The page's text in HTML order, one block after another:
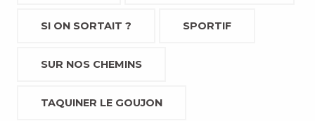
SI ON SORTAIT ? SPORTIF
SUR NOS CHEMINS
TAQUINER LE GOUJON